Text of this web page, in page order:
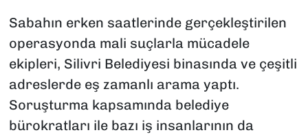
Sabahın erken saatlerinde gerçekleştirilen
operasyonda mali suçlarla mücadele
ekipleri, Silivri Belediyesi binasında ve çeşitli
adreslerde eş zamanlı arama yaptı.
Soruşturma kapsamında belediye
bürokratları ile bazı iş insanlarının da